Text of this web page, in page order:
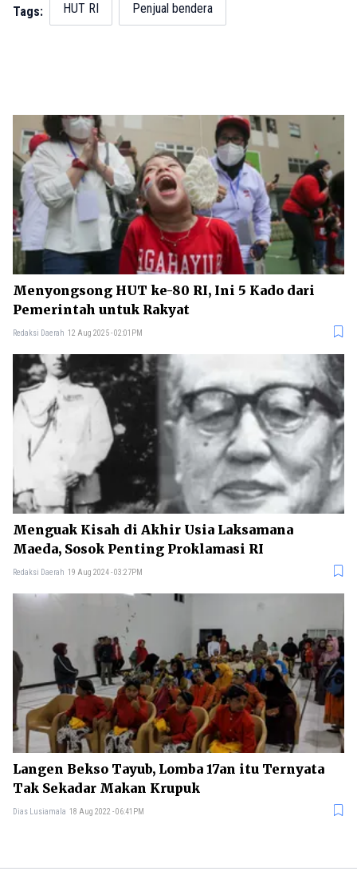
Tags: HUT RI Penjual bendera
Menyongsong HUT ke-80 RI, Ini 5 Kado dari
Pemerintah untuk Rakyat
Redaksi Daerah 12 Aug 2025 - 02:01PM
Menguak Kisah di Akhir Usia Laksamana
Maeda, Sosok Penting Proklamasi RI
Redaksi Daerah 19 Aug 2024 - 03:27PM
Langen Bekso Tayub, Lomba 17an itu Ternyata
Tak Sekadar Makan Krupuk
Dias Lusiamala 18 Aug 2022 - 06:41PM